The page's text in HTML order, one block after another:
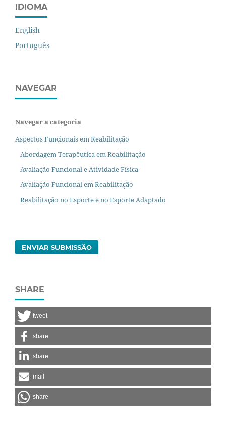
IDIOMA
English
Português
NAVEGAR
Navegar a categoria
Aspectos Funcionais em Reabilitação
Abordagem Terapêutica em Reabilitação
Avaliação Funcional e Atividade Física
Avaliação Funcional em Reabilitação
Reabilitação no Esporte e no Esporte Adaptado
ENVIAR SUBMISSÃO
SHARE
tweet
share
share
mail
share